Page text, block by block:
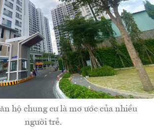
hộ chung cư là mơ ước của nhiều
người trẻ.